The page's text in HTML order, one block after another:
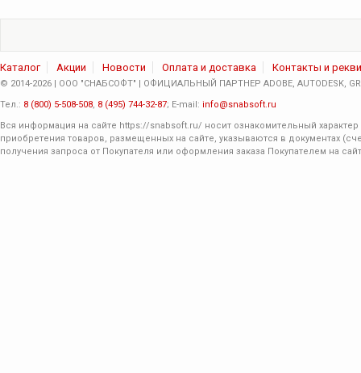
Каталог Акции Новости Оплата и доставка Контакты и
© 2014-2026 | ООО "СНАБСОФТ" | ОФИЦИАЛЬНЫЙ ПАРТНЕР ADOBE, AUTODESK,
Тел.: 8 (800) 5-508-508, 8 (495) 744-32-87; E-mail: info@snabsoft.ru
Вся информация на сайте https://snabsoft.ru/ носит ознакомительный
приобретения товаров, размещенных на сайте, указываются в документах
получения запроса от Покупателя или оформления заказа Покупателем на